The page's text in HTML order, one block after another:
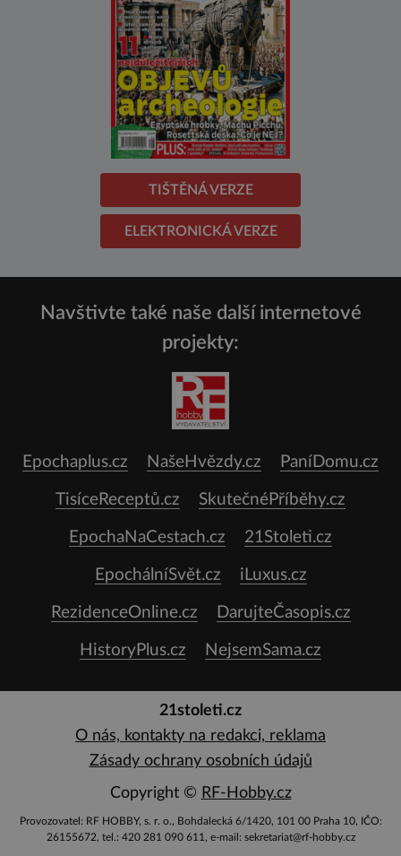
TIŠTĚNÁ VERZE
ELEKTRONICKÁ VERZE
Navštivte také naše další internetové
projekty:
Epochaplus.cz NašeHvězdy.cz PaníDomu.cz
TisíceReceptů.cz SkutečnéPříběhy.cz
EpochaNaCestach.cz 21Stoleti.cz
EpochálníSvět.cz iLuxus.cz
RezidenceOnline.cz DarujteČasopis.cz
HistoryPlus.cz NejsemSama.cz
21stoleti.cz
O nás, kontakty na redakci, reklama
Zásady ochrany osobních údajů
Copyright © RF-Hobby.cz
Provozovatel: RF HOBBY, s. r. o., Bohdalecká 6/1420, 101 00 Praha 10, IČO:
26155672, tel.: 420 281 090 611, e-mail: sekretariat@rf-hobby.cz